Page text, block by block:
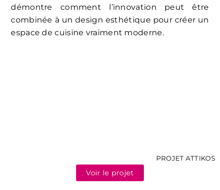
démontre comment l’innovation peut être
combinée à un design esthétique pour créer un
espace de cuisine vraiment moderne.
PROJET ATTIKOS
Voir le projet